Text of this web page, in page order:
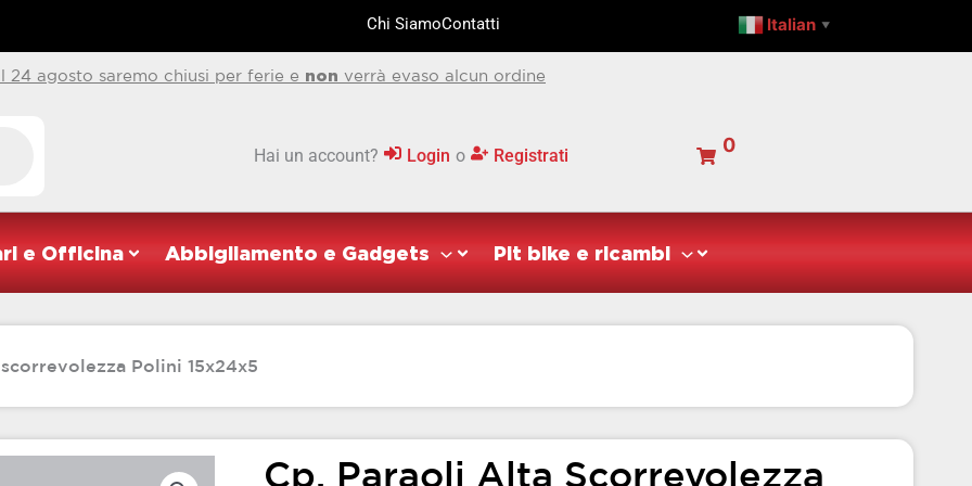
Chi SiamoContatti Italian ▼
24 agosto saremo chiusi per ferie e non verrà evaso alcun ordine
Hai un account? Login o Registrati 0
e Officina Abbigliamento e Gadgets Pit bike e ricambi
Polini 15x24x5
Cp. Paraoli Alta Scorrevolezza
scorrevolezza